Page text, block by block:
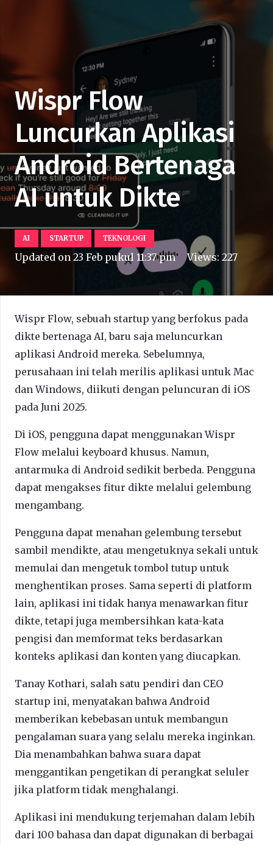
Wispr Flow
Luncurkan Aplikasi
Android Bertenaga
AI untuk Dikte
AI STARTUP TEKNOLOGI
Updated on 23 Feb pukul 11:37 pm Views:227
Wispr Flow, sebuah startup yang berfokus pada
dikte bertenaga AI, baru saja meluncurkan
aplikasi Android mereka. Sebelumnya,
perusahaan ini telah merilis aplikasi untuk Mac
dan Windows, diikuti dengan peluncuran di iOS
pada Juni 2025.
Di iOS, pengguna dapat menggunakan Wispr
Flow melalui keyboard khusus. Namun,
antarmuka di Android sedikit berbeda. Pengguna
dapat mengakses fitur dikte melalui gelembung
mengambang.
Pengguna dapat menahan gelembung tersebut
sambil mendikte, atau mengetuknya sekali untuk
memulai dan mengetuk tombol tutup untuk
menghentikan proses. Sama seperti di platform
lain, aplikasi ini tidak hanya menawarkan fitur
dikte, tetapi juga membersihkan kata-kata
pengisi dan memformat teks berdasarkan
konteks aplikasi dan konten yang diucapkan.
Tanay Kothari, salah satu pendiri dan CEO
startup ini, menyatakan bahwa Android
memberikan kebebasan untuk membangun
pengalaman suara yang selalu mereka inginkan.
Dia menambahkan bahwa suara dapat
menggantikan pengetikan di perangkat seluler
jika platform tidak menghalangi.
Aplikasi ini mendukung terjemahan dalam lebih
dari 100 bahasa dan dapat digunakan di berbagai